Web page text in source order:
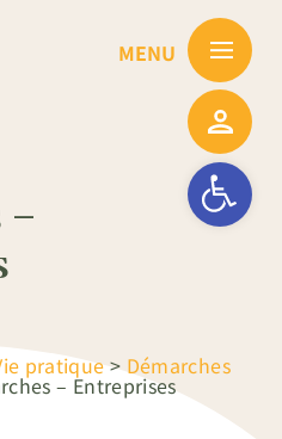
Ouvrir la
pratique>Démarches
– Entreprises